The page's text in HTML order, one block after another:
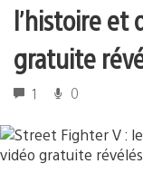
l’histoire et
gratuite
1 0